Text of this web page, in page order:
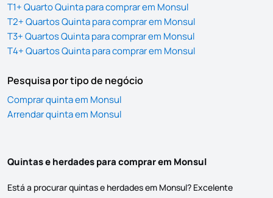
T1+ Quarto Quinta para comprar em Monsul
T2+ Quartos Quinta para comprar em Monsul
T3+ Quartos Quinta para comprar em Monsul
T4+ Quartos Quinta para comprar em Monsul
Pesquisa por tipo de negócio
Comprar quinta em Monsul
Arrendar quinta em Monsul
Quintas e herdades para comprar em Monsul
Está a procurar quintas e herdades em Monsul? Excelente